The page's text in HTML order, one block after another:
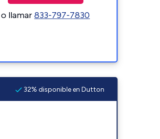
o llamar833-797-7830
32% disponible en Dutton